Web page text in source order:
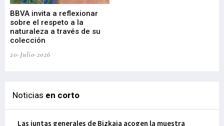
BBVA invita a reflexionar
sobre el respeto a la
naturaleza a través de su
colección
20-Julio-2026
Noticias en corto
Las juntas generales de Bizkaia acogen la muestra